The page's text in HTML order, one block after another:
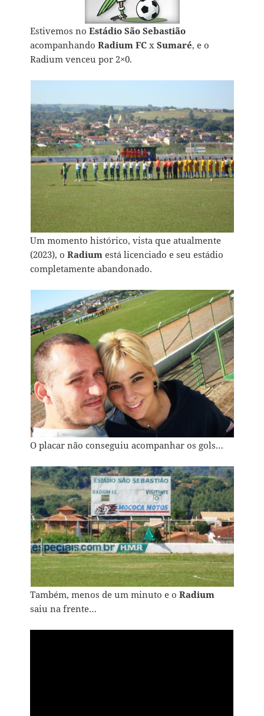
Estivemos noEstádio São Sebastião
acompanhandoRadium FC xSumaré, e o
Radium venceu por 2×0.
Um momento histórico, vista que atualmente
(2023), oRadium está licenciado e seu estádio
completamente abandonado.
O placar não conseguiu acompanhar os gols…
Também, menos de um minuto e oRadium
saiu na frente…